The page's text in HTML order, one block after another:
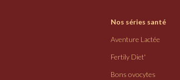
Nos séries santé
Aventure Lactée
Fertily Diet'
Bons ovocytes